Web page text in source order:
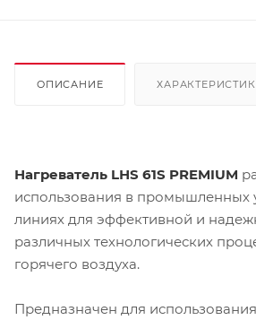
ОПИСАНИЕ
Нагреватель LНS 61S PREMIUM
использования в промышленных
линиях для эффективной и
различных технологических
горячего воздуха.
Предназначен для